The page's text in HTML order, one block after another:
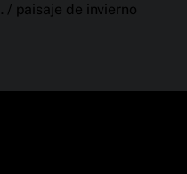
paisaje de invierno